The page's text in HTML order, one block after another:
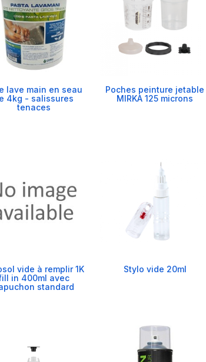
lave main en seau
4kg - salissures
tenaces
Poches peinture jetable
MIRKA 125 microns
vide à remplir 1K
in 400ml avec
standard
Stylo vide 20ml